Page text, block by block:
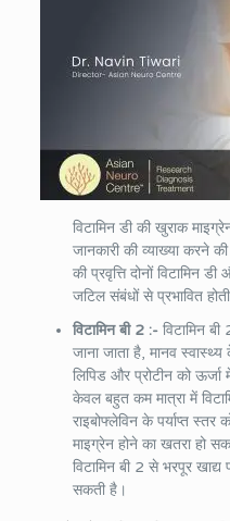
विटामिन डी की खुराक
जानकारी की व्याख्या करने
की प्रवृत्ति दोनों विटामिन
जटिल संबंधों से प्रभावित
विटामिन बी 2 :-विटामिन
जाना जाता है, मानव स्वास्थ्य
लिपिड और प्रोटीन को ऊर्जा
केवल बहुत कम मात्रा में
राइबोफ्लेविन के पर्याप्त
माइग्रेन होने का खतरा हो
विटामिन बी 2 से भरपूर
सकती है।